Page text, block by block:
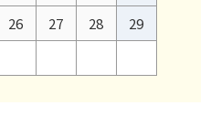
26 27 28
29